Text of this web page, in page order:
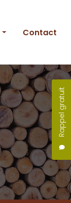
Rappel gratuit
Contact